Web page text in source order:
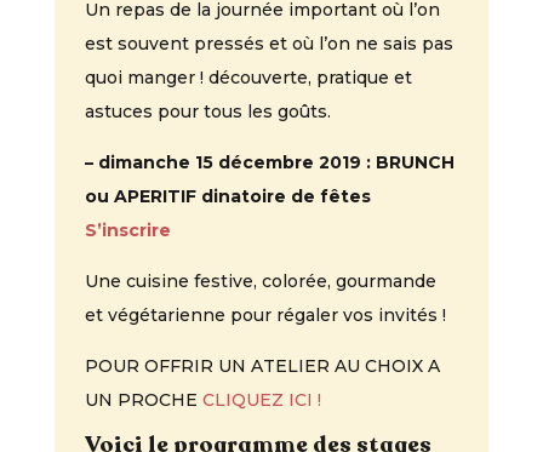
Un repas de la journée important où l’on
est souvent pressés et où l’on ne sais pas
quoi manger ! découverte, pratique et
astuces pour tous les goûts.
– dimanche 15 décembre 2019 : BRUNCH
ou APERITIF dinatoire de fêtes
S’inscrire
Une cuisine festive, colorée, gourmande
et végétarienne pour régaler vos invités !
POUR OFFRIR UN ATELIER AU CHOIX A
UN PROCHE CLIQUEZ ICI !
Voici le programme des stages